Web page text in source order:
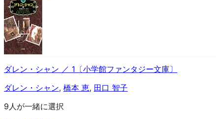
ダレン・シャン ／ 1〔小学館ファンタジー文庫〕
ダレン・シャン, 橋本 恵, 田口 智子
9人が一緒に選択